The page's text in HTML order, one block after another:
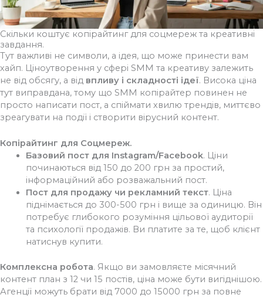
Скільки коштує копірайтинг для соцмереж та креативні
завдання.
Тут важливі не символи, а ідея, що може принести вам
хайп. Ціноутворення у сфері SMM та креативу залежить
не від обсягу, а від впливу і складності ідеї. Висока ціна
тут виправдана, тому що SMM копірайтер повинен не
просто написати пост, а спіймати хвилю трендів, миттєво
зреагувати на події і створити вірусний контент.
Копірайтинг для Соцмереж.
Базовий пост для Instagram/Facebook. Ціни
починаються від 150 до 200 грн за простий,
інформаційний або розважальний пост.
Пост для продажу чи рекламний текст. Ціна
піднімається до 300-500 грн і вище за одиницю. Він
потребує глибокого розуміння цільової аудиторії
та психології продажів. Ви платите за те, щоб клієнт
натиснув купити.
Комплексна робота. Якщо ви замовляєте місячний
контент план з 12 чи 15 постів, ціна може бути вигіднішою.
Агенції можуть брати від 7000 до 15000 грн за повне